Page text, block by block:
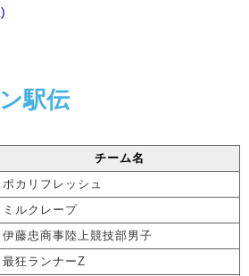
駅伝
チーム名
ポカリフレッシュ
ミルクレープ
伊藤忠商事陸上競技部男子
最狂ランナーZ